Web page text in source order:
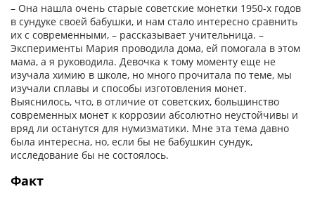
– Она нашла очень старые советские монетки 1950-х годов
в сундуке своей бабушки, и нам стало интересно сравнить
их с современными, – рассказывает учительница. –
Эксперименты Мария проводила дома, ей помогала в этом
мама, а я руководила. Девочка к тому моменту еще не
изучала химию в школе, но много прочитала по теме, мы
изучали сплавы и способы изготовления монет.
Выяснилось, что, в отличие от советских, большинство
современных монет к коррозии абсолютно неустойчивы и
вряд ли останутся для нумизматики. Мне эта тема давно
была интересна, но, если бы не бабушкин сундук,
исследование бы не состоялось.
Факт